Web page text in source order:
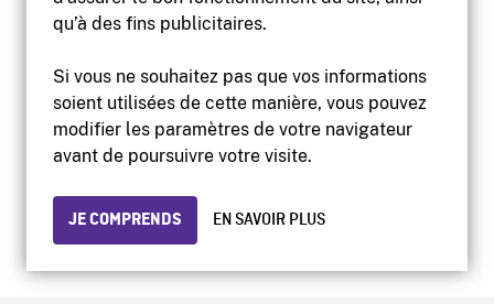
qu’à des fins publicitaires.
Si vous ne souhaitez pas que vos informations
soient utilisées de cette manière, vous pouvez
modifier les paramètres de votre navigateur
avant de poursuivre votre visite.
JE COMPRENDS EN SAVOIR PLUS
Accessibilité
Site institutionnel
Protection des renseignements personnels
© 2026 Office national du film du Canada